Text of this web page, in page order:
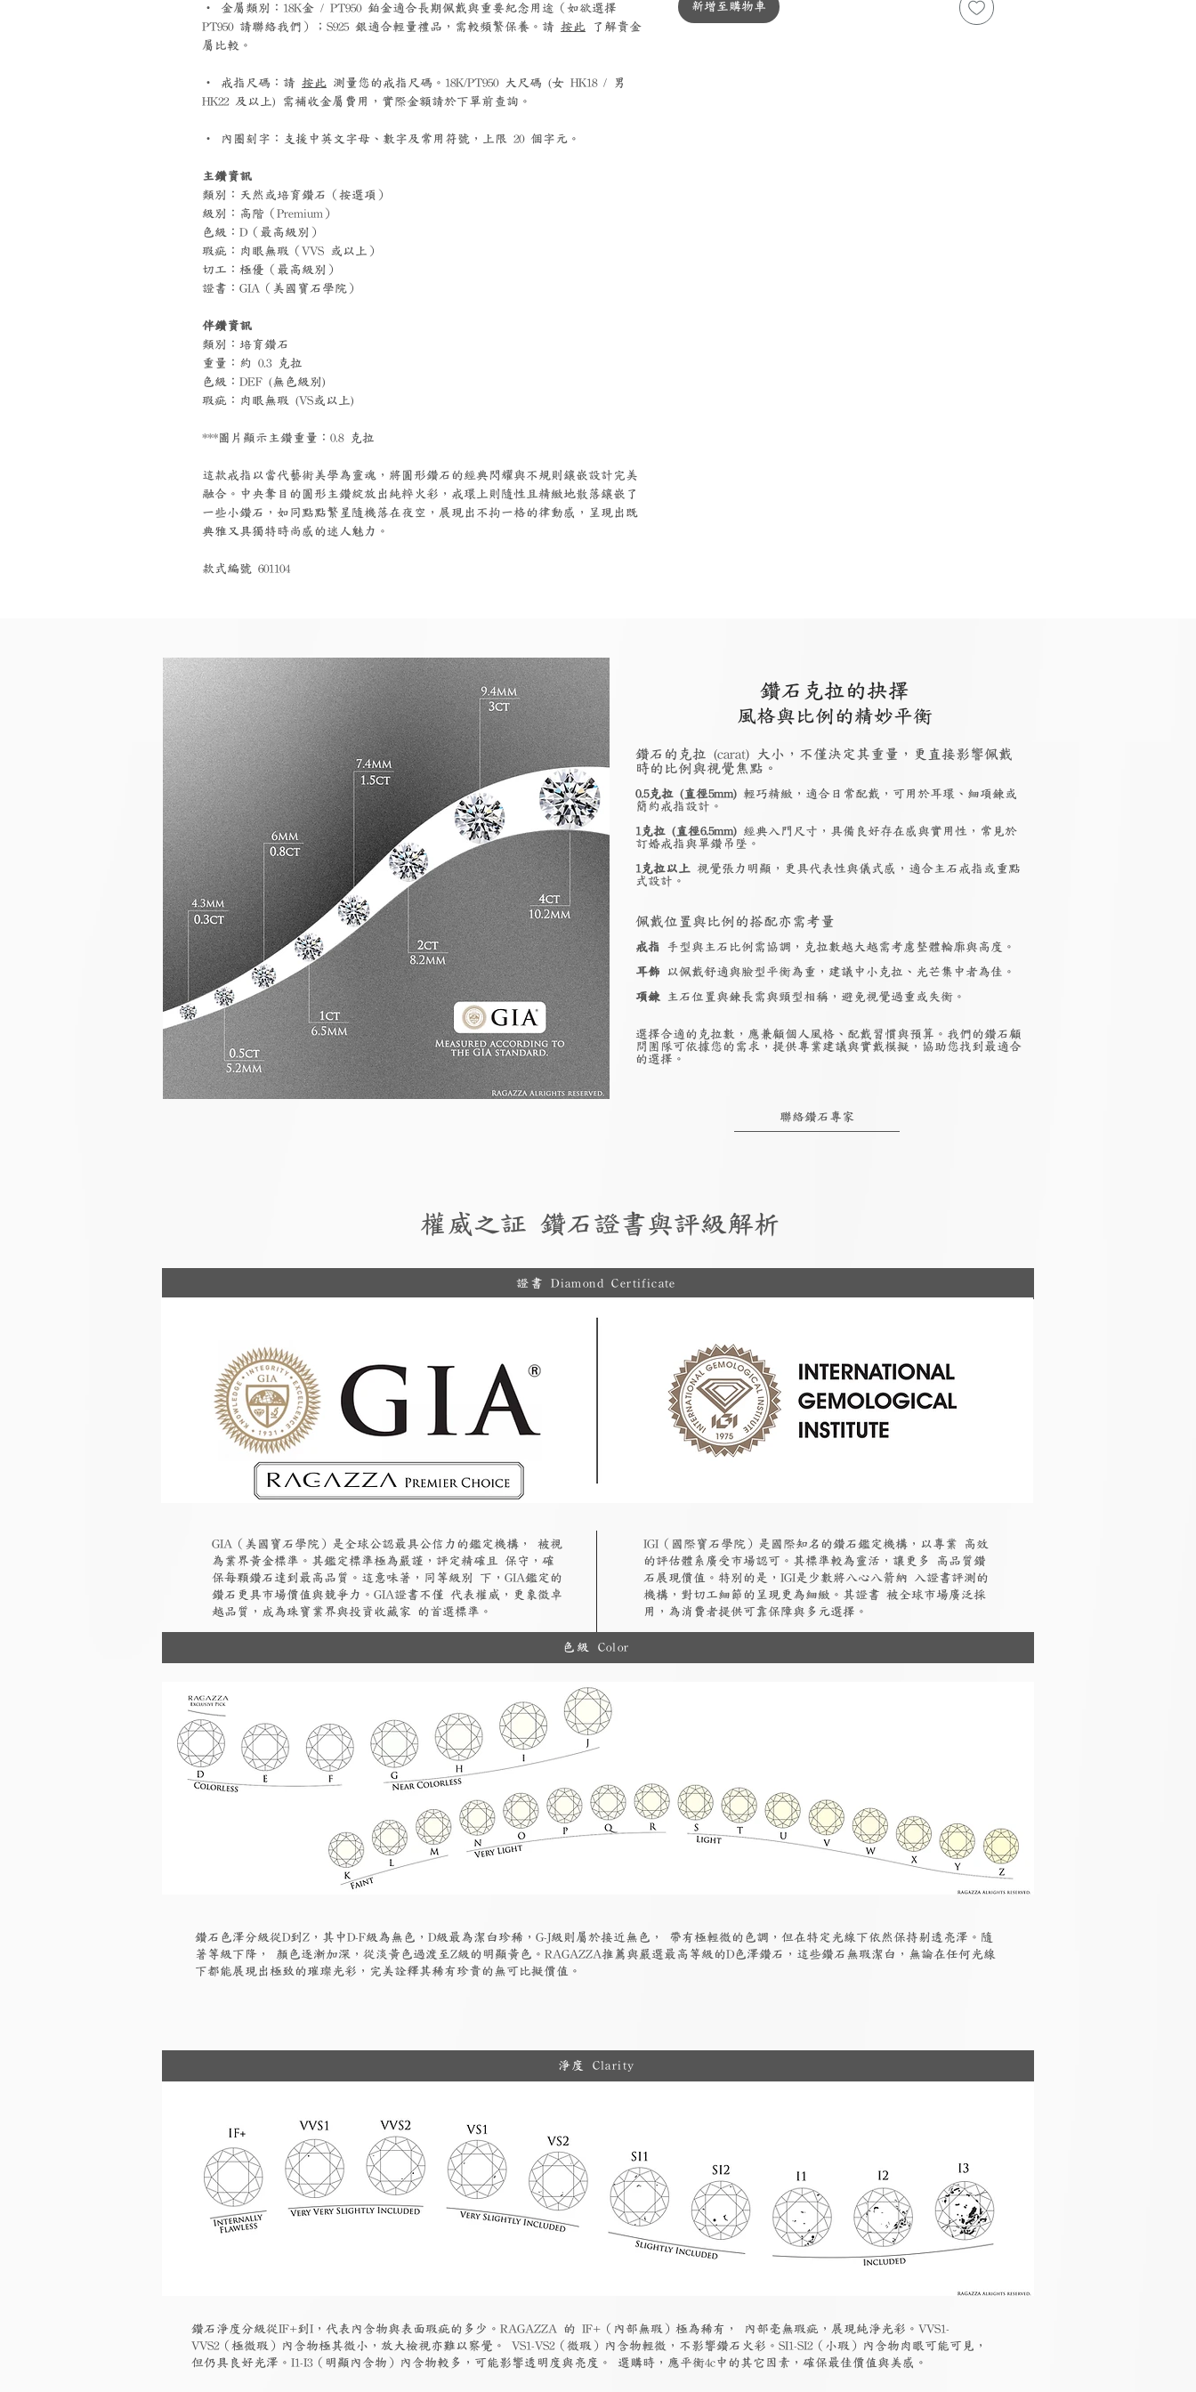
‧ 金屬類別：18K金 / PT950 鉑金適合長期佩戴與重要紀念用途（如欲選擇
PT950 請聯絡我們）；S925 銀適合輕量禮品，需較頻繁保養。請 按此 了解貴金
屬比較。
‧ 戒指尺碼：請 按此 測量您的戒指尺碼。18K/PT950 大尺碼 (女 HK18 / 男
HK22 及以上) 需補收金屬費用，實際金額請於下單前查詢。
‧ 內圈刻字：支援中英文字母、數字及常用符號，上限 20 個字元。
主鑽資訊
類別：天然或培育鑽石（按選項）
級別：高階（Premium）
色級：D（最高級別）
瑕疵：肉眼無瑕（VVS 或以上）
切工：極優（最高級別）
證書：GIA（美國寶石學院）
伴鑽資訊
類別：培育鑽石
重量：約 0.3 克拉
色級：DEF (無色級別)
瑕疵：肉眼無瑕 (VS或以上)
***圖片顯示主鑽重量：0.8 克拉
這款戒指以當代藝術美學為靈魂，將圓形鑽石的經典閃耀與不規則鑲嵌設計完美
融合。中央奪目的圓形主鑽綻放出純粹火彩，戒環上則隨性且精緻地散落鑲嵌了
一些小鑽石，如同點點繁星隨機落在夜空，展現出不拘一格的律動感，呈現出既
典雅又具獨特時尚感的迷人魅力。
款式編號 601104
新增至購物車
鑽石克拉的抉擇
風格與比例的精妙平衡
鑽石的克拉 (carat) 大小，不僅決定其重量，更直接影響佩戴
時的比例與視覺焦點。
0.5克拉 (直徑5mm) 輕巧精緻，適合日常配戴，可用於耳環、細項鍊或
簡約戒指設計。
1克拉 (直徑6.5mm) 經典入門尺寸，具備良好存在感與實用性，常見於
訂婚戒指與單鑽吊墜。
1克拉以上 視覺張力明顯，更具代表性與儀式感，適合主石戒指或重點
式設計。
佩戴位置與比例的搭配亦需考量
戒指 手型與主石比例需協調，克拉數越大越需考慮整體輪廓與高度。
耳飾 以佩戴舒適與臉型平衡為重，建議中小克拉、光芒集中者為佳。
項鍊 主石位置與鍊長需與頸型相稱，避免視覺過重或失衡。
選擇合適的克拉數，應兼顧個人風格、配戴習慣與預算。我們的鑽石顧
問團隊可依據您的需求，提供專業建議與實戴模擬，協助您找到最適合
的選擇。
聯絡鑽石專家
權威之証 鑽石證書與評級解析
證書 Diamond Certificate
GIA（美國寶石學院）是全球公認最具公信力的鑑定機構， 被視
為業界黃金標準。其鑑定標準極為嚴謹，評定精確且 保守，確
保每顆鑽石達到最高品質。這意味著，同等級別 下，GIA鑑定的
鑽石更具市場價值與競爭力。GIA證書不僅 代表權威，更象徵卓
越品質，成為珠寶業界與投資收藏家 的首選標準。
​IGI（國際寶石學院）是國際知名的鑽石鑑定機構，以專業 高效
的評估體系廣受市場認可。其標準較為靈活，讓更多 高品質鑽
石展現價值。特別的是，IGI是少數將八心八箭納 入證書評測的
機構，對切工細節的呈現更為細緻。其證書 被全球市場廣泛採
用，為消費者提供可靠保障與多元選擇。
色級 Color
鑽石色澤分級從D到Z，其中D-F級為無色，D級最為潔白珍稀，G-J級則屬於接近無色， 帶有極輕微的色調，但在特定光線下依然保持剔透亮澤。隨
著等級下降， 顏色逐漸加深，從淡黃色過渡至Z級的明顯黃色。RAGAZZA推薦與嚴選最高等級的D色澤鑽石，這些鑽石無瑕潔白，無論在任何光線
下都能展現出極致的璀璨光彩，完美詮釋其稀有珍貴的無可比擬價值。
淨度 Clarity
鑽石淨度分級從IF+到I，代表內含物與表面瑕疵的多少。RAGAZZA 的 IF+（內部無瑕）極為稀有， 內部毫無瑕疵，展現純淨光彩。VVS1-
VVS2（極微瑕）內含物極其微小，放大檢視亦難以察覺。 VS1-VS2（微瑕）內含物輕微，不影響鑽石火彩。SI1-SI2（小瑕）內含物肉眼可能可見，
但仍具良好光澤。I1-I3（明顯內含物）內含物較多，可能影響透明度與亮度。 選購時，應平衡4c中的其它因素，確保最佳價值與美感。